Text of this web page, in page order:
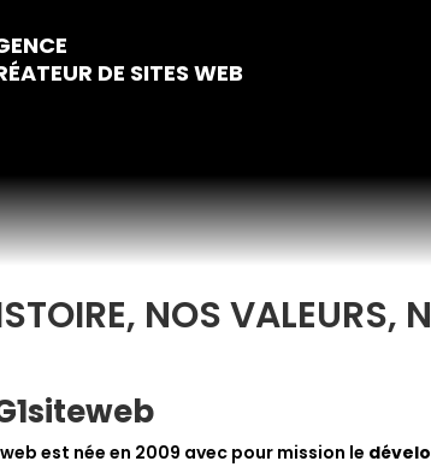
DE SITES WEB
NOS VALEURS,
est née en 2009 avec pour mission le